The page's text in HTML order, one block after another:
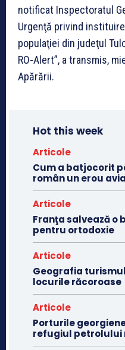
notificat Inspectoratul
Urgenţă privind
populaţiei din judeţul
RO-Alert”, a transmis,
Apărării.
Hot this week
Articole
Cum a batjocorit
român un erou
Articole
Franţa salvează o
pentru ortodoxie
Articole
Geografia
locurile răcoroase
Articole
Porturile
refugiul petrolului